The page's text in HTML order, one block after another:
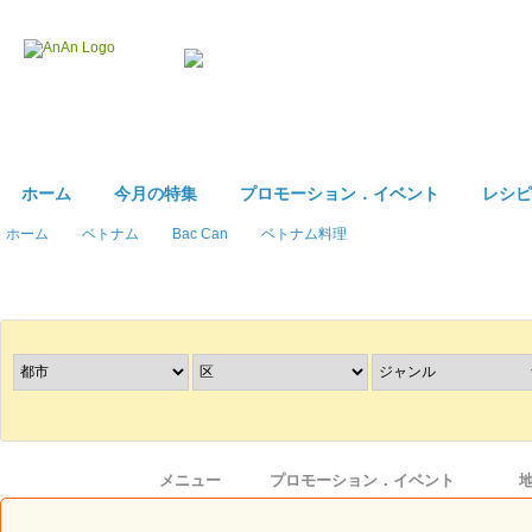
ホーム 今月の特集 プロモーション．イベント レシピ
ホーム ベトナム Bac Can ベトナム料理
メニュー プロモーション．イベント